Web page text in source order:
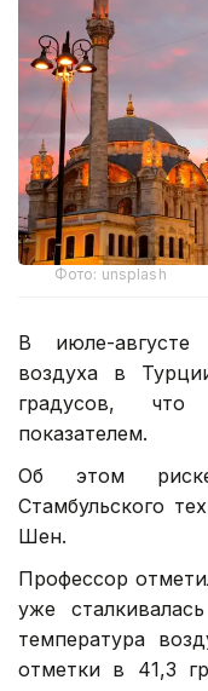
Фото: unsplash
В июле-августе
воздуха в
градусов,
показателем.
Об этом риске
Стамбульского
Шен.
Профессор
уже
температура
отметки в 41,3